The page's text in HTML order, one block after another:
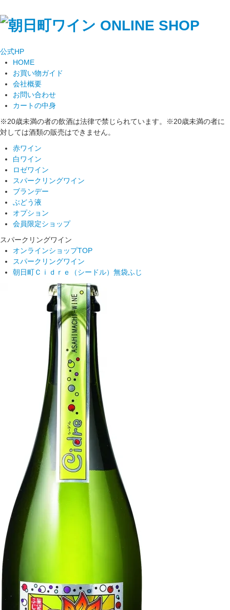
公式HP
HOME
お買い物ガイド
会社概要
お問い合わせ
カートの中身
※20歳未満の者の飲酒は法律で禁じられています。※20歳未満の者に
対しては酒類の販売はできません。
赤ワイン
白ワイン
ロゼワイン
スパークリングワイン
ブランデー
ぶどう液
オプション
会員限定ショップ
スパークリングワイン
オンラインショップTOP
スパークリングワイン
朝日町Ｃｉｄｒｅ（シードル）無袋ふじ